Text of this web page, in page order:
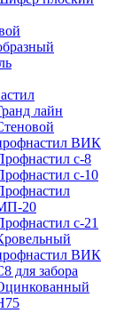
лайн
ВИК
с-8
с-10
20
с-21
ВИК
для забора